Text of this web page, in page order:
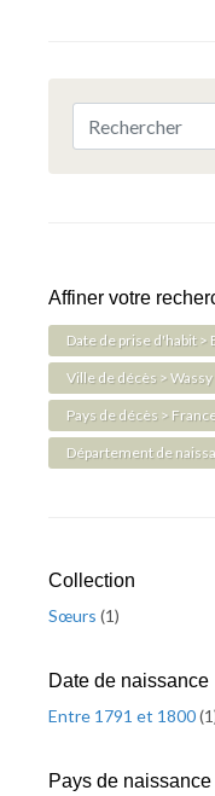
Affiner votre
Date de prise d'habit
Ville de décès > Wassy
Pays de décès >
Département de
Collection
Sœurs (1)
Date de naissance
Entre 1791 et 1800(1
Pays de naissance